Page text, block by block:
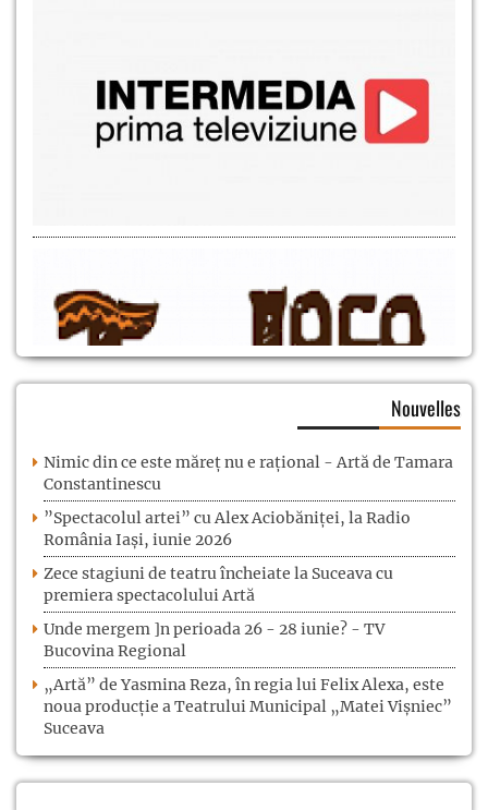
Nouvelles
Nimic din ce este măreț nu e rațional - Artă de Tamara
Constantinescu
”Spectacolul artei” cu Alex Aciobăniței, la Radio
România Iași, iunie 2026
Zece stagiuni de teatru încheiate la Suceava cu
premiera spectacolului Artă
Unde mergem ]n perioada 26 - 28 iunie? - TV
Bucovina Regional
„Artă” de Yasmina Reza, în regia lui Felix Alexa, este
noua producție a Teatrului Municipal „Matei Vișniec”
Suceava